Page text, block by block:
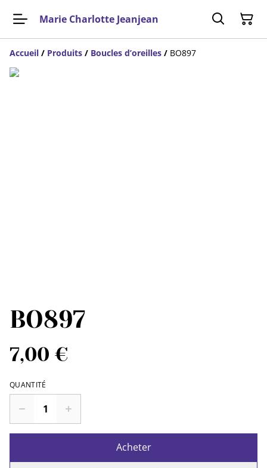
Marie Charlotte Jeanjean
Accueil / Produits / Boucles d’oreilles / BO897
BO897
7,00 €
QUANTITÉ
Acheter